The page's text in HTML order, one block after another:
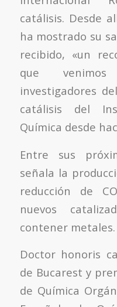
catálisis. Desde
ha mostrado su
recibido, «un
que
investigadores
catálisis del
Química desde
Entre sus
señala la
reducción de
nuevos
contener metales.
Doctor honoris
de Bucarest y
de Química